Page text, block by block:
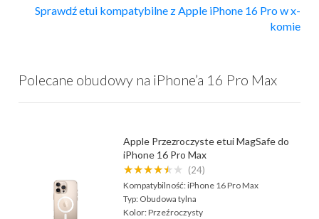
Sprawdź etui kompatybilne z Apple iPhone 16 Pro w x-
komie
Polecane obudowy na iPhone’a 16 Pro Max
Apple Przezroczyste etui MagSafe do
iPhone 16 Pro Max
★★★★★★ (24)
Kompatybilność:iPhone 16 Pro Max
Typ: Obudowa tylna
Kolor:Przeźroczysty